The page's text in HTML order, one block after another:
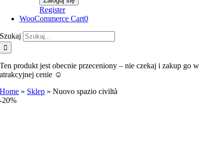
Register
WooCommerce Cart0
Szukaj
Ten produkt jest obecnie przeceniony – nie czekaj i zakup go w
atrakcyjnej cenie ☺️
Home » Sklep »Nuovo spazio civiltà
-20%